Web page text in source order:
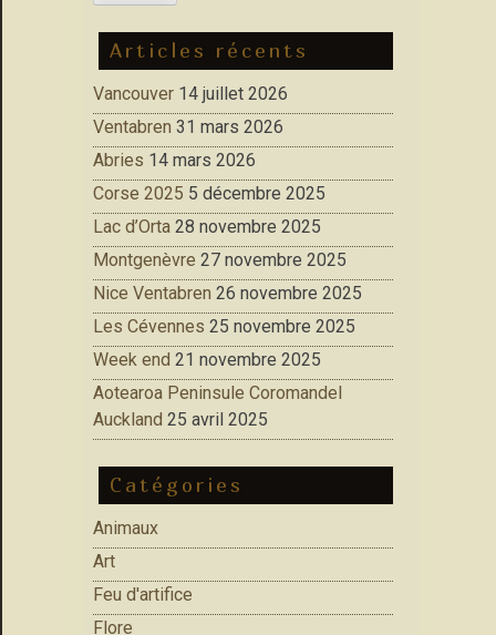
Articles récents
Vancouver 14 juillet 2026
Ventabren 31 mars 2026
Abries 14 mars 2026
Corse 2025 5 décembre 2025
Lac d’Orta 28 novembre 2025
Montgenèvre 27 novembre 2025
Nice Ventabren 26 novembre 2025
Les Cévennes 25 novembre 2025
Week end 21 novembre 2025
Aotearoa Peninsule Coromandel
Auckland 25 avril 2025
Catégories
Animaux
Art
Feu d'artifice
Flore